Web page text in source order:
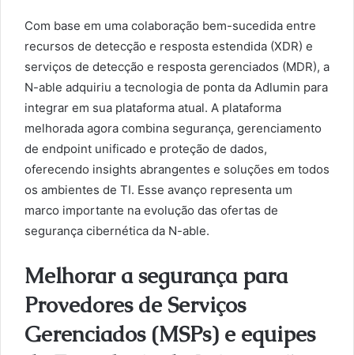
Com base em uma colaboração bem-sucedida entre
recursos de detecção e resposta estendida (XDR) e
serviços de detecção e resposta gerenciados (MDR), a
N-able adquiriu a tecnologia de ponta da Adlumin para
integrar em sua plataforma atual. A plataforma
melhorada agora combina segurança, gerenciamento
de endpoint unificado e proteção de dados,
oferecendo insights abrangentes e soluções em todos
os ambientes de TI. Esse avanço representa um
marco importante na evolução das ofertas de
segurança cibernética da N-able.
Melhorar a segurança para
Provedores de Serviços
Gerenciados (MSPs) e equipes